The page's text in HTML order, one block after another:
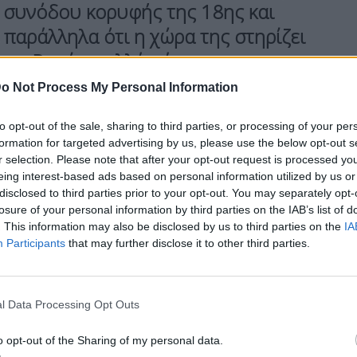
Not Process My Personal Information
opt-out of the sale, sharing to third parties, or processing of your
for targeted advertising by us, please use the below opt-out
selection. Please note that after your opt-out request is processed
interest-based ads based on personal information utilized by us
to third parties prior to your opt-out. You may separately
of your personal information by third parties on the IAB’s list of
This information may also be disclosed by us to third parties on the
Participants that may further disclose it to other third parties.
Data Processing Opt Outs
opt-out of the Sharing of my personal data.
κορυφής της 18ης και
ότι η χώρα της στηρίζει
Ρωσίας, αλλά πάντα με την
συμβάλει στην οικοδόμηση
νομιμοποίηση για να μπορεί να μιλά εξ
πρόσωπο το οποίο να χαρακτηρίζεται από
εξ ονόματος της Ένωσης με τη Ρωσία», είπε η
με το Ιράν, υπογράμμισε ότι
ελεύθερης ναυσιπλοΐας
στηρίζει τον συνεχώς μεταβαλλόμενο